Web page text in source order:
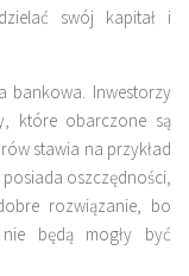
swój kapitał i
bankowa. Inwestorzy
które obarczone są
stawia na przykład
oszczędności,
rozwiązanie, bo
będą mogły być